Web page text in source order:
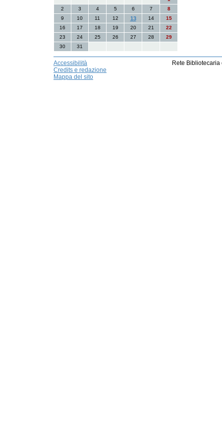
2
3 4 5 6 7
8
9
10 11 12 13 14
15
16
17 18 19 20 21
22
23
24 25 26 27 28
29
30
31
Accessibilità
Credits e redazione
Mappa del sito
Rete